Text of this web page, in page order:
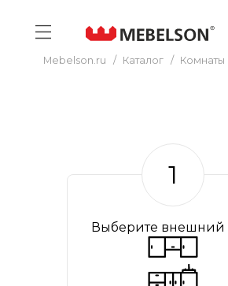
Mebelson.ru / Каталог / Комнаты
1
Выберите внешний